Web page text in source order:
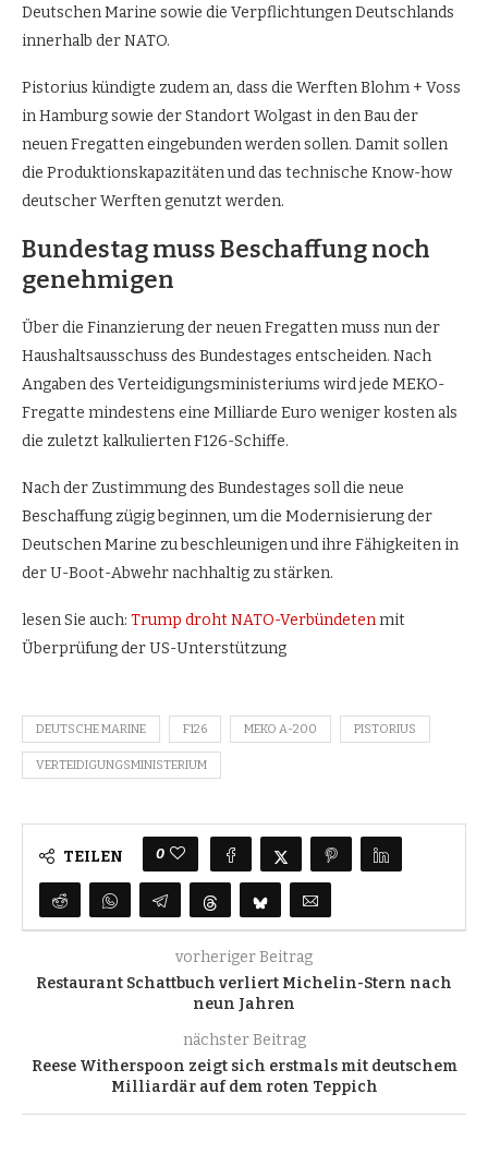
Deutschen Marine sowie die Verpflichtungen Deutschlands
innerhalb der NATO.
Pistorius kündigte zudem an, dass die Werften Blohm + Voss
in Hamburg sowie der Standort Wolgast in den Bau der
neuen Fregatten eingebunden werden sollen. Damit sollen
die Produktionskapazitäten und das technische Know-how
deutscher Werften genutzt werden.
Bundestag muss Beschaffung noch
genehmigen
Über die Finanzierung der neuen Fregatten muss nun der
Haushaltsausschuss des Bundestages entscheiden. Nach
Angaben des Verteidigungsministeriums wird jede MEKO-
Fregatte mindestens eine Milliarde Euro weniger kosten als
die zuletzt kalkulierten F126-Schiffe.
Nach der Zustimmung des Bundestages soll die neue
Beschaffung zügig beginnen, um die Modernisierung der
Deutschen Marine zu beschleunigen und ihre Fähigkeiten in
der U-Boot-Abwehr nachhaltig zu stärken.
lesen Sie auch: Trump droht NATO-Verbündetenmit
Überprüfung der US-Unterstützung
DEUTSCHE MARINE F126 MEKO A-200 PISTORIUS
VERTEIDIGUNGSMINISTERIUM
TEILEN 0
vorheriger Beitrag
Restaurant Schattbuch verliert Michelin-Stern nach
neun Jahren
nächster Beitrag
Reese Witherspoon zeigt sich erstmals mit deutschem
Milliardär auf dem roten Teppich